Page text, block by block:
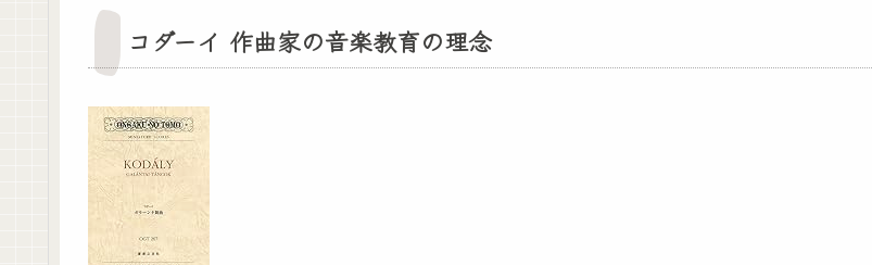
コダーイ 作曲家の音楽教育の理念